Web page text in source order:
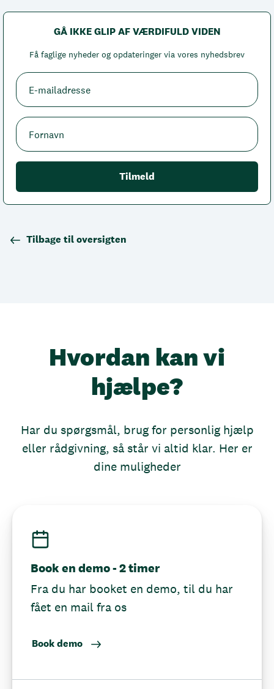
GÅ IKKE GLIP AF VÆRDIFULD VIDEN
Få faglige nyheder og opdateringer via vores nyhedsbrev
Tilbage til oversigten
Hvordan kan vi
hjælpe?
Har du spørgsmål, brug for personlig hjælp
eller rådgivning, så står vi altid klar. Her er
dine muligheder
Book en demo - 2 timer
Fra du har booket en demo, til du har
fået en mail fra os
Book demo